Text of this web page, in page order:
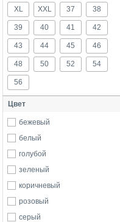
XL XXL 37 38
39 40 41 42
43 44 45 46
48 50 52 54
56
Цвет
бежевый
белый
голубой
зеленый
коричневый
розовый
серый